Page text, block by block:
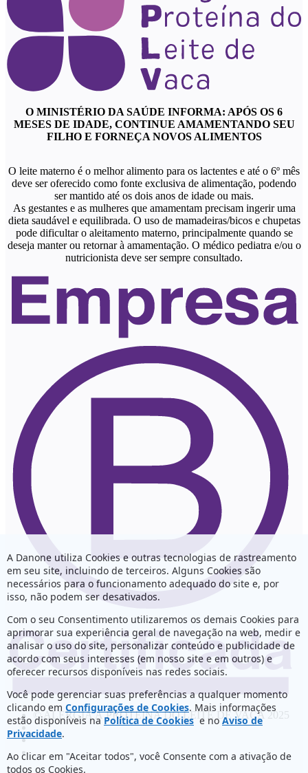
O MINISTÉRIO DA SAÚDE INFORMA: APÓS OS 6
MESES DE IDADE, CONTINUE AMAMENTANDO SEU
FILHO E FORNEÇA NOVOS ALIMENTOS
O leite materno é o melhor alimento para os lactentes e até o 6º mês
deve ser oferecido como fonte exclusiva de alimentação, podendo
ser mantido até os dois anos de idade ou mais.
As gestantes e as mulheres que amamentam precisam ingerir uma
dieta saudável e equilibrada. O uso de mamadeiras/bicos e chupetas
pode dificultar o aleitamento materno, principalmente quando se
deseja manter ou retornar à amamentação. O médico pediatra e/ou o
nutricionista deve ser sempre consultado.
© ALERGIA À PROTEINA DO LEITE DE VACA 2025
A Danone utiliza Cookies e outras tecnologias de rastreamento
em seu site, incluindo de terceiros. Alguns Cookies são
necessários para o funcionamento adequado do site e, por
isso, não podem ser desativados.
Com o seu Consentimento utilizaremos os demais Cookies para
aprimorar sua experiência geral de navegação na web, medir e
analisar o uso do site, personalizar conteúdo e publicidade de
acordo com seus interesses (em nosso site e em outros) e
oferecer recursos disponíveis nas redes sociais.
Você pode gerenciar suas preferências a qualquer momento
clicando em Configurações de Cookies. Mais informações
estão disponíveis na Política de Cookies e no Aviso de
Privacidade.
Ao clicar em "Aceitar todos", você Consente com a ativação de
todos os Cookies.